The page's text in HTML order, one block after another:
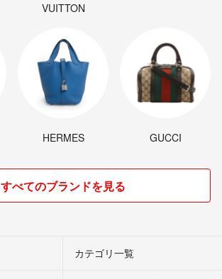
VUITTON
HERMES GUCCI
すべてのブランドを見る
カテゴリ一覧